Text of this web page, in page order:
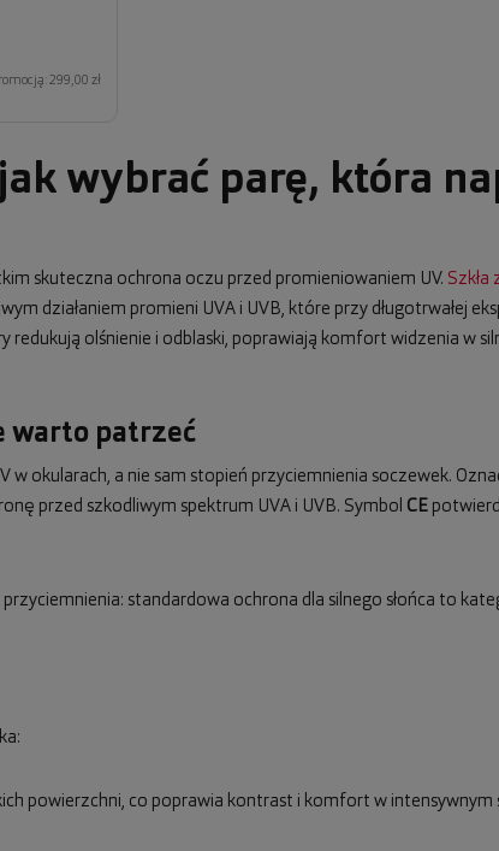
299,00 zł
wybrać parę, która
skuteczna ochrona oczu przed promieniowaniem UV.
działaniem promieni UVA i UVB, które przy długotrwałej
olśnienie i odblaski, poprawiają komfort widzenia w
warto patrzeć
okularach, a nie sam stopień przyciemnienia soczewek.
przed szkodliwym spektrum UVA i UVB. Symbol CE
standardowa ochrona dla silnego słońca to
powierzchni, co poprawia kontrast i komfort w